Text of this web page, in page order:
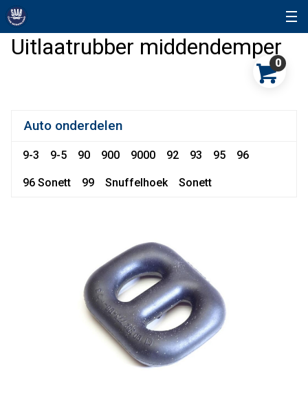
Uitlaatrubber middendemper
0
Auto onderdelen
9-3 9-5 90 900 9000 92 93 95 96
96 Sonett 99 Snuffelhoek Sonett